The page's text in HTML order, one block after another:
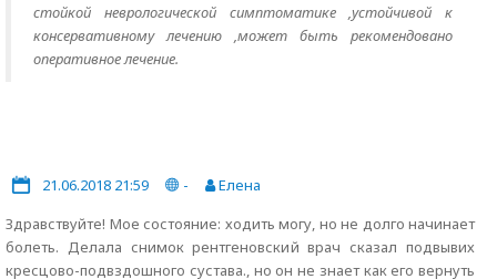
стойкой неврологической симптоматике ,устойчивой к
консервативному лечению ,может быть рекомендовано
оперативное лечение.
21.06.2018 21:59 -
Елена
Здравствуйте! Мое состояние: ходить могу, но не долго начинает
болеть. Делала снимок рентгеновский врач сказал подвывих
кресцово-подвздошного сустава., но он не знает как его вернуть